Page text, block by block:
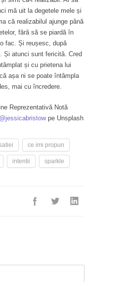
mă uit la degetele mele și
că realizabilul ajunge până
fără să se piardă în
fac. Și reușesc, după
Și atunci sunt fericită. Cred
și cu prietena lui
așa ni se poate întâmpla
mai cu încredere.
Reprezentativă Notă
@jessicabristowpe Unsplash
ce imi propun
intentii sparkle